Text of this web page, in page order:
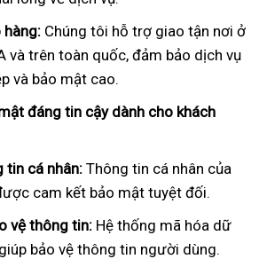
hàng: Chúng tôi hỗ trợ giao tận nơi ở
và trên toàn quốc, đảm bảo dịch vụ
và bảo mật cao.
đáng tin cậy dành cho khách
tin cá nhân: Thông tin cá nhân của
cam kết bảo mật tuyệt đối.
vệ thông tin: Hệ thống mã hóa dữ
bảo vệ thông tin người dùng.